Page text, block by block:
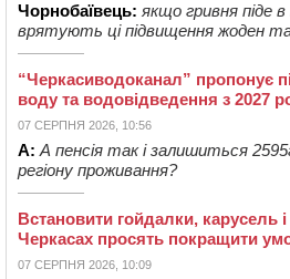
Чорнобаївець: якщо гривня піде
врятують ці підвищення жоден
“Черкасиводоканал” пропонує
воду та водовідведення з 2027
07 СЕРПНЯ 2026, 10:56
А: А пенсія так і залишиться
регіону проживання?
Встановити гойдалки, карусель
Черкасах просять покращити
07 СЕРПНЯ 2026, 10:09